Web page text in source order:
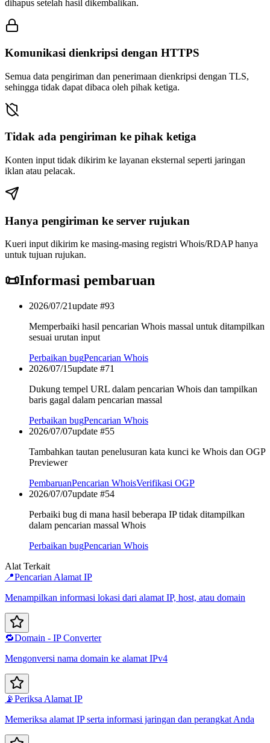
dihapus setelah hasil dikembalikan.
Komunikasi dienkripsi dengan HTTPS
Semua data pengiriman dan penerimaan dienkripsi dengan TLS,
sehingga tidak dapat dibaca oleh pihak ketiga.
Tidak ada pengiriman ke pihak ketiga
Konten input tidak dikirim ke layanan eksternal seperti jaringan
iklan atau pelacak.
Hanya pengiriman ke server rujukan
Kueri input dikirim ke masing-masing registri Whois/RDAP hanya
untuk tujuan rujukan.
📜Informasi pembaruan
2026/07/21update #93
Memperbaiki hasil pencarian Whois massal untuk ditampilkan
sesuai urutan input
Perbaikan bugPencarian Whois
2026/07/15update #71
Dukung tempel URL dalam pencarian Whois dan tampilkan
baris gagal dalam pencarian massal
Perbaikan bugPencarian Whois
2026/07/07update #55
Tambahkan tautan penelusuran kata kunci ke Whois dan OGP
Previewer
PembaruanPencarian WhoisVerifikasi OGP
2026/07/07update #54
Perbaiki bug di mana hasil beberapa IP tidak ditampilkan
dalam pencarian massal Whois
Perbaikan bugPencarian Whois
Alat Terkait
📍Pencarian Alamat IP
Menampilkan informasi lokasi dari alamat IP, host, atau domain
🔁Domain - IP Converter
Mengonversi nama domain ke alamat IPv4
📡Periksa Alamat IP
Memeriksa alamat IP serta informasi jaringan dan perangkat Anda